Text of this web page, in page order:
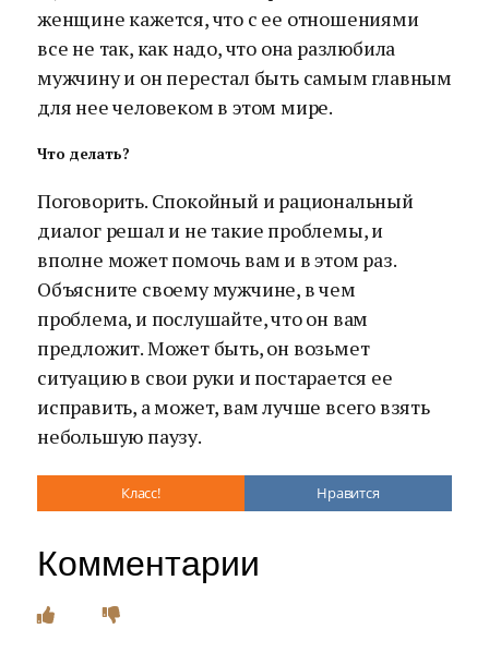
женщине кажется, что с ее отношениями
все не так, как надо, что она разлюбила
мужчину и он перестал быть самым главным
для нее человеком в этом мире.
Что делать?
Поговорить. Спокойный и рациональный
диалог решал и не такие проблемы, и
вполне может помочь вам и в этом раз.
Объясните своему мужчине, в чем
проблема, и послушайте, что он вам
предложит. Может быть, он возьмет
ситуацию в свои руки и постарается ее
исправить, а может, вам лучше всего взять
небольшую паузу.
Класс! Нравится
Комментарии